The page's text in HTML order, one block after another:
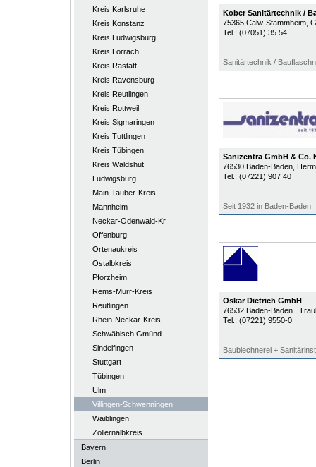
Kreis Karlsruhe
Kreis Konstanz
Kreis Ludwigsburg
Kreis Lörrach
Kreis Rastatt
Kreis Ravensburg
Kreis Reutlingen
Kreis Rottweil
Kreis Sigmaringen
Kreis Tuttlingen
Kreis Tübingen
Kreis Waldshut
Ludwigsburg
Main-Tauber-Kreis
Mannheim
Neckar-Odenwald-Kr.
Offenburg
Ortenaukreis
Ostalbkreis
Pforzheim
Rems-Murr-Kreis
Reutlingen
Rhein-Neckar-Kreis
Schwäbisch Gmünd
Sindelfingen
Stuttgart
Tübingen
Ulm
Villingen-Schwenningen
Waiblingen
Zollernalbkreis
Bayern
Berlin
Kober Sanitärtechnik /
75365 Calw-Stammheim,
Tel.: (07051) 35 54
Sanitärtechnik /
Sanizentra GmbH & Co.
76530 Baden-Baden,
Tel.: (07221) 907 40
Seit 1932 in Baden-Baden
Oskar Dietrich GmbH
76532 Baden-Baden
,
Tel.: (07221) 9550-0
Baublechnerei +